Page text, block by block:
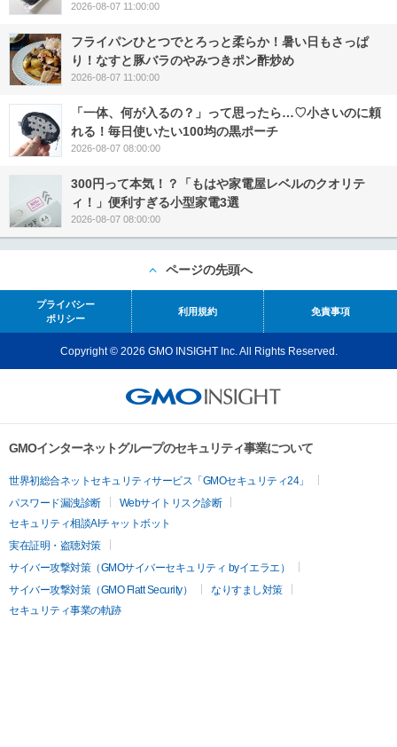
2026-08-07 11:00:00
フライパンひとつでとろっと柔らか！暑い日もさっぱ
り！なすと豚バラのやみつきポン酢炒め
2026-08-07 11:00:00
「一体、何が入るの？」って思ったら…♡小さいのに頼
れる！毎日使いたい100均の黒ポーチ
2026-08-07 08:00:00
300円って本気！？「もはや家電屋レベルのクオリテ
ィ！」便利すぎる小型家電3選
2026-08-07 08:00:00
ページの先頭へ
プライバシー
ポリシー
利用規約 免責事項
Copyright © 2026 GMO INSIGHT Inc. All Rights Reserved.
GMOインターネットグループのセキュリティ事業について
世界初総合ネットセキュリティサービス「GMOセキュリティ24」
パスワード漏洩診断
Webサイトリスク診断
セキュリティ相談AIチャットボット
実在証明・盗聴対策
サイバー攻撃対策（GMOサイバーセキュリティ byイエラエ）
サイバー攻撃対策（GMO Flatt Security）
なりすまし対策
セキュリティ事業の軌跡